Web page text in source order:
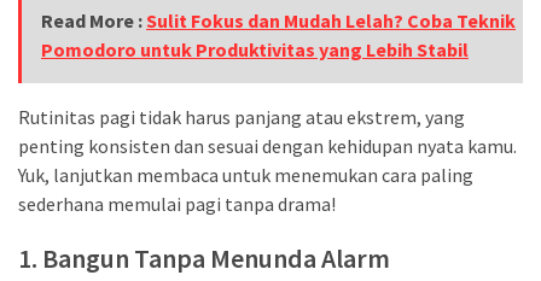
Mencari
Passion
yang
Tepat
MOST
USED
Read More :Sulit Fokus dan Mudah Lelah? Coba Teknik
Pomodoro untuk Produktivitas yang Lebih Stabil
Rutinitas pagi tidak harus panjang atau ekstrem, yang
penting konsisten dan sesuai dengan kehidupan nyata kamu.
Yuk, lanjutkan membaca untuk menemukan cara paling
sederhana memulai pagi tanpa drama!
1. Bangun Tanpa Menunda Alarm